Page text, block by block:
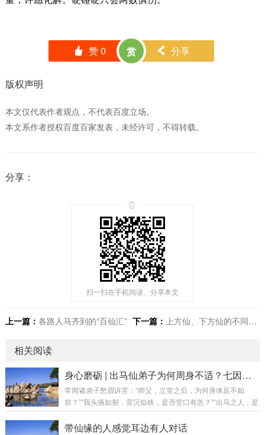
󰄼 赞0 赏 󰄯 分享
版权声明
本文仅代表作者观点，不代表百度立场。
本文系作者授权百度百家发表，未经许可，不得转载。
分享：
扫一扫在手机阅读、分享本文
上一篇： 各路人马齐到的“百仙汇” 下一篇： 上方仙、下方仙的不同质感
相关阅读
身心磨砺 | 出马仙弟子为何周身不适？七因详解
常闻诸弟子愁眉诉苦：“师父，立堂之后，为何身体反不如
前？”“我头痛如裂，背沉似铁，是否堂口有恙？”“出马之人，是
否注定要受此皮囊之苦？”答曰：出马仙弟子身体多恙，确是常
情，然非所有不适皆为“正常磨砺”。需明辨根源，方能对症而
带仙缘的人感觉耳边有人对话